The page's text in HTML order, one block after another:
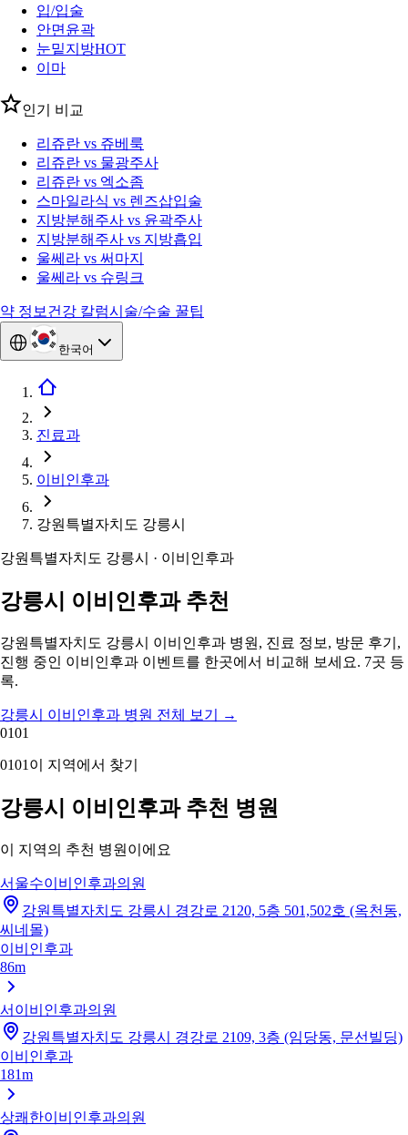
입/입술
안면윤곽
눈밑지방HOT
이마
인기 비교
리쥬란 vs 쥬베룩
리쥬란 vs 물광주사
리쥬란 vs 엑소좀
스마일라식 vs 렌즈삽입술
지방분해주사 vs 윤곽주사
지방분해주사 vs 지방흡입
울쎄라 vs 써마지
울쎄라 vs 슈링크
약 정보 건강 칼럼시술/수술 꿀팁
한국어
진료과
이비인후과
강원특별자치도 강릉시
강원특별자치도 강릉시 · 이비인후과
강릉시 이비인후과 추천
강원특별자치도 강릉시 이비인후과 병원, 진료 정보, 방문 후기,
진행 중인 이비인후과 이벤트를 한곳에서 비교해 보세요. 7곳 등
록.
강릉시 이비인후과 병원 전체 보기
→
0101
0101 이 지역에서 찾기
강릉시 이비인후과 추천 병원
이 지역의 추천 병원이에요
서울수이비인후과의원
강원특별자치도 강릉시 경강로 2120, 5층 501,502호 (옥천동,
씨네몰)
이비인후과
86m
서이비인후과의원
강원특별자치도 강릉시 경강로 2109, 3층 (임당동, 문선빌딩)
이비인후과
181m
상쾌한이비인후과의원